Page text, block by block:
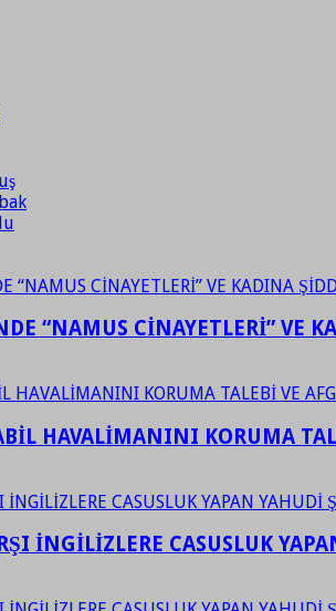
“NAMUS CİNAYETLERİ” VE
HAVALİMANINI KORUMA
İNGİLİZLERE CASUSLUK